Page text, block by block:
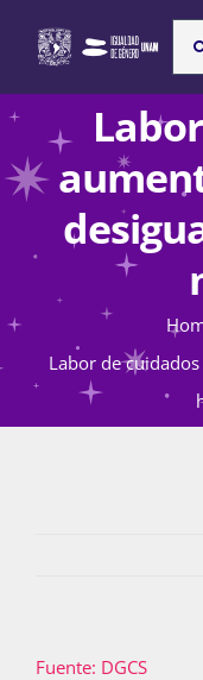
content
for:
Atención
Labor de
Fuente: DGCS